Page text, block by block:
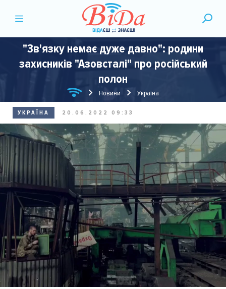
"Зв'язку немає дуже давно": родини
захисників "Азовсталі" про російський
полон
Новини Україна
УКРАЇНА 20.06.2022 09:33